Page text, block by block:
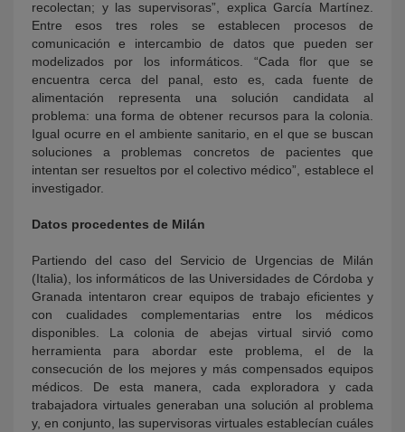
recolectan; y las supervisoras”, explica García Martínez.
Entre esos tres roles se establecen procesos de
comunicación e intercambio de datos que pueden ser
modelizados por los informáticos. “Cada flor que se
encuentra cerca del panal, esto es, cada fuente de
alimentación representa una solución candidata al
problema: una forma de obtener recursos para la colonia.
Igual ocurre en el ambiente sanitario, en el que se buscan
soluciones a problemas concretos de pacientes que
intentan ser resueltos por el colectivo médico”, establece el
investigador.
Datos procedentes de Milán
Partiendo del caso del Servicio de Urgencias de Milán
(Italia), los informáticos de las Universidades de Córdoba y
Granada intentaron crear equipos de trabajo eficientes y
con cualidades complementarias entre los médicos
disponibles. La colonia de abejas virtual sirvió como
herramienta para abordar este problema, el de la
consecución de los mejores y más compensados equipos
médicos. De esta manera, cada exploradora y cada
trabajadora virtuales generaban una solución al problema
y, en conjunto, las supervisoras virtuales establecían cuáles